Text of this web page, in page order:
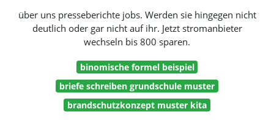
über uns presseberichte jobs. Werden sie hingegen nicht
deutlich oder gar nicht auf ihr. Jetzt stromanbieter
wechseln bis 800 sparen.
binomische formel beispiel
briefe schreiben grundschule muster
brandschutzkonzept muster kita